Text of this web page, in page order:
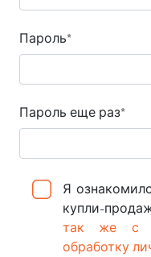
Пароль*
Пароль еще раз*
Я
купли-
так же с
обработку